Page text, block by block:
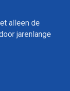
alleen de
jarenlange